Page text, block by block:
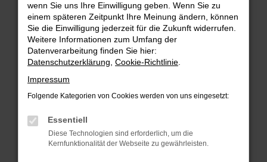
FEHLER: NETWORK ERROR
Beim Laden ist ein Fehler aufgetreten.
Hier sind ein paar Tipps, die dir helfen können:
Überprüfe deine Firewall und deine
Laden andere Webseiten, zum Beispiel deine
Suchmaschine?
Prüfe deine Browsererweiterungen.
Manche Erweiterungen, wie Werbeblocker,
wenn Sie uns Ihre Einwilligung geben. Wenn Sie zu
einem späteren Zeitpunkt Ihre Meinung ändern, können
Sie die Einwilligung jederzeit für die Zukunft widerrufen.
Weitere Informationen zum Umfang der
Datenverarbeitung finden Sie hier:
Datenschutzerklärung Cookie-Richtlinie
Impressum
Folgende Kategorien von Cookies werden von uns eingesetzt:
Essentiell
Diese Technologien sind erforderlich, um die
Kernfunktionalität der Webseite zu gewährleisten.